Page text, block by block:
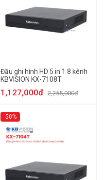
Đầu ghi hình HD 5 in 1 8 kênh
KBVISION KX-7108T
1,127,000đ 2,255,000đ
-50%